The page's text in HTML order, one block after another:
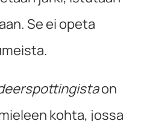
Se ei opeta
on
kohta, jossa